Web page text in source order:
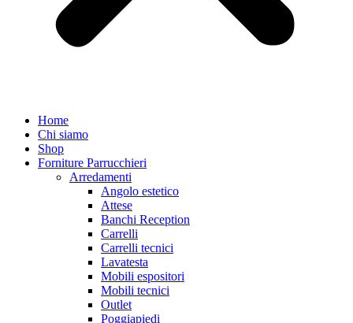
Home
Chi siamo
Shop
Forniture Parrucchieri
Arredamenti
Angolo estetico
Attese
Banchi Reception
Carrelli
Carrelli tecnici
Lavatesta
Mobili espositori
Mobili tecnici
Outlet
Poggiapiedi